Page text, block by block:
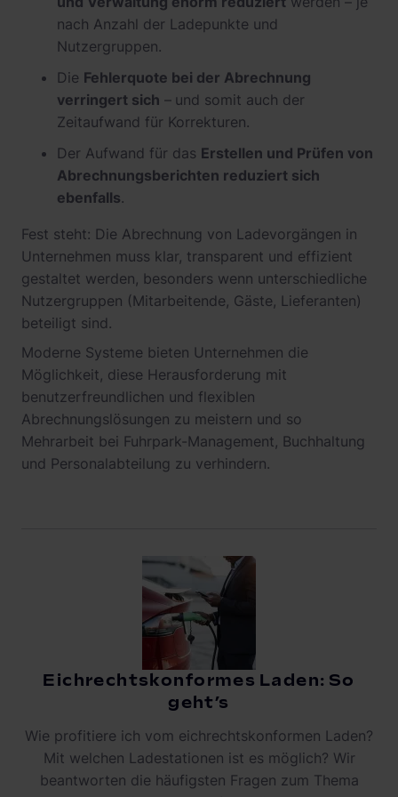
nach Anzahl der Ladepunkte und
Nutzergruppen.
Die Fehlerquote bei der Abrechnung
verringert sich – und somit auch der
Zeitaufwand für Korrekturen.
Der Aufwand für das Erstellen und Prüfen von
Abrechnungsberichten reduziert sich
ebenfalls.
Fest steht: Die Abrechnung von Ladevorgängen in
Unternehmen muss klar, transparent und effizient
gestaltet werden, besonders wenn unterschiedliche
Nutzergruppen (Mitarbeitende, Gäste, Lieferanten)
beteiligt sind.
Moderne Systeme bieten Unternehmen die
Möglichkeit, diese Herausforderung mit
benutzerfreundlichen und flexiblen
Abrechnungslösungen zu meistern und so
Mehrarbeit bei Fuhrpark-Management, Buchhaltung
und Personalabteilung zu verhindern.
Eichrechtskonformes Laden: So
geht’s
Wie profitiere ich vom eichrechtskonformen Laden?
Mit welchen Ladestationen ist es möglich? Wir
beantworten die häufigsten Fragen zum Thema